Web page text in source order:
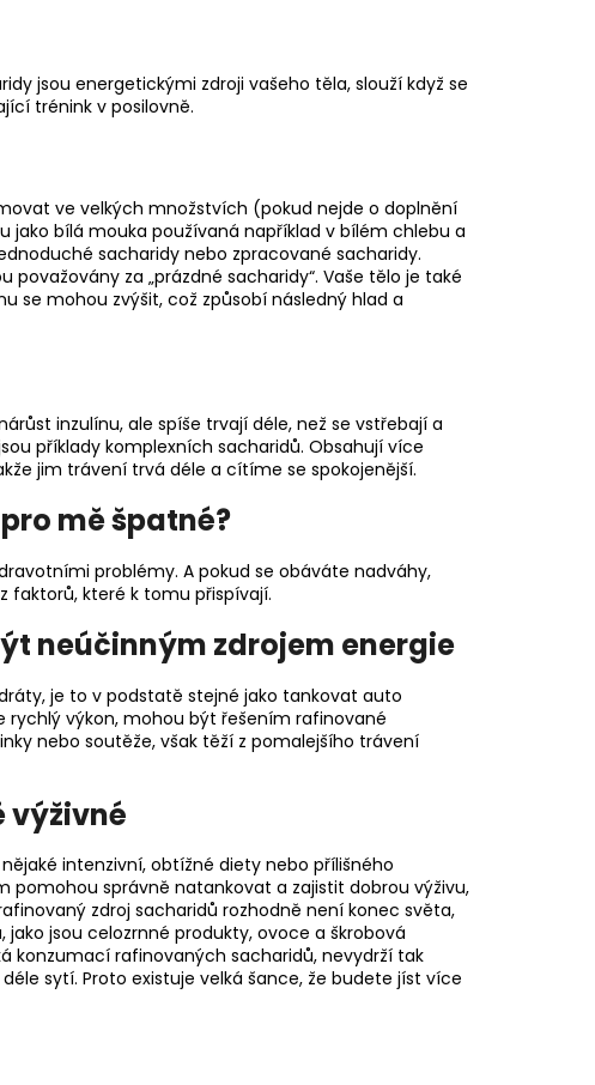
jsou energetickými zdroji vašeho těla, slouží když se
trénink v posilovně.
ve velkých množstvích (pokud nejde o doplnění
jako bílá mouka používaná například v bílém chlebu a
sacharidy nebo zpracované sacharidy.
za „prázdné sacharidy“. Vaše tělo je také
se mohou zvýšit, což způsobí následný hlad a
inzulínu, ale spíše trvají déle, než se vstřebají a
příklady komplexních sacharidů. Obsahují více
jim trávení trvá déle a cítíme se spokojenější.
mě špatné?
problémy. A pokud se obáváte nadváhy,
faktorů, které k tomu přispívají.
neúčinným zdrojem energie
je to v podstatě stejné jako tankovat auto
výkon, mohou být řešením rafinované
nebo soutěže, však těží z pomalejšího trávení
výživné
intenzivní, obtížné diety nebo přílišného
pomohou správně natankovat a zajistit dobrou výživu,
zdroj sacharidů rozhodně není konec světa,
jsou celozrnné produkty, ovoce a škrobová
konzumací rafinovaných sacharidů, nevydrží tak
sytí. Proto existuje velká šance, že budete jíst více